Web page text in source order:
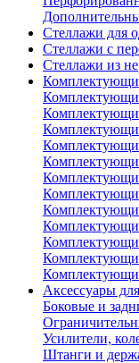
Стеллажи для
Стеллажи с
Стеллажи из
Аксессуары
Боковые и
Усилители,
Штанги и